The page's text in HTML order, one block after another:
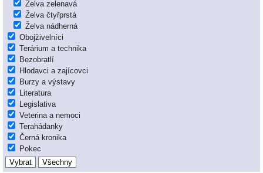
Želva zelenavá
Želva čtyřprstá
Želva nádherná
Obojživelníci
Terárium a technika
Bezobratlí
Hlodavci a zajícovci
Burzy a výstavy
Literatura
Legislativa
Veterina a nemoci
Terahádanky
Černá kronika
Pokec